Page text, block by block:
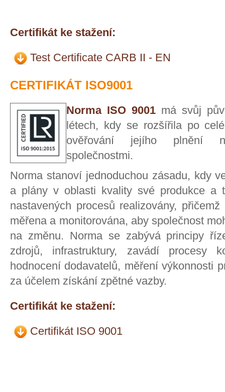
Certifikát ke stažení:
Test Certificate CARB II - EN
CERTIFIKÁT ISO9001
Norma ISO 9001má svůj p
létech, kdy se rozšířila po
ověřování jejího plnění
společnostmi.
Norma stanoví jednoduchou zásadu, kdy
a plány v oblasti kvality své produkce a
nastavených procesů realizovány,
měřena a monitorována, aby společnost
na změnu. Norma se zabývá principy
zdrojů, infrastruktury, zavádí procesy
hodnocení dodavatelů, měření výkonnosti
za účelem získání zpětné vazby.
Certifikát ke stažení:
Certifikát ISO 9001